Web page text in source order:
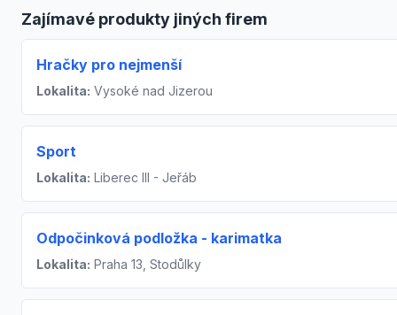
Zajímavé produkty jiných firem
Hračky pro nejmenší
Lokalita: Vysoké nad Jizerou
Sport
Lokalita: Liberec III - Jeřáb
Odpočinková podložka - karimatka
Lokalita: Praha 13, Stodůlky